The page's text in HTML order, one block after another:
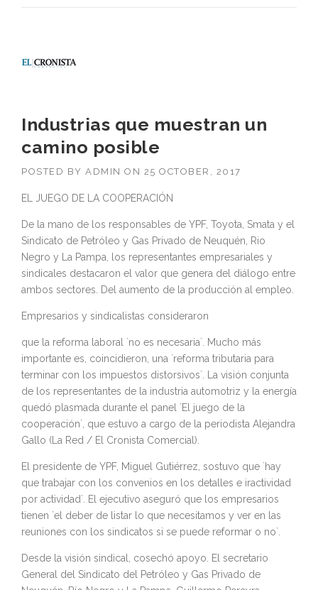
Industrias que muestran un
camino posible
POSTED BY ADMIN ON 25 OCTOBER, 2017
EL JUEGO DE LA COOPERACIÓN
De la mano de los responsables de YPF, Toyota, Smata y el
Sindicato de Petróleo y Gas Privado de Neuquén, Rio
Negro y La Pampa, los representantes empresariales y
sindicales destacaron el valor que genera del diálogo entre
ambos sectores. Del aumento de la producción al empleo.
Empresarios y sindicalistas consideraron
que la reforma laboral `no es necesaria`. Mucho más
importante es, coincidieron, una `reforma tributaria para
terminar con los impuestos distorsivos`. La visión conjunta
de los representantes de la industria automotriz y la energía
quedó plasmada durante el panel ´El juego de la
cooperación´, que estuvo a cargo de la periodista Alejandra
Gallo (La Red / El Cronista Comercial).
El presidente de YPF, Miguel Gutiérrez, sostuvo que `hay
que trabajar con los convenios en los detalles e iractividad
por actividad`. El ejecutivo aseguró que los empresarios
tienen `el deber de listar lo que necesitamos y ver en las
reuniones con los sindicatos si se puede reformar o no`.
Desde la visión sindical, cosechó apoyo. El secretario
General del Sindicato del Petróleo y Gas Privado de